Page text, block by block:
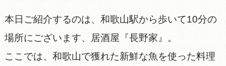
本日ご紹介するのは、和歌山駅から歩いて10分の
場所にございます、居酒屋『長野家』。
ここでは、和歌山で獲れた新鮮な魚を使った料理